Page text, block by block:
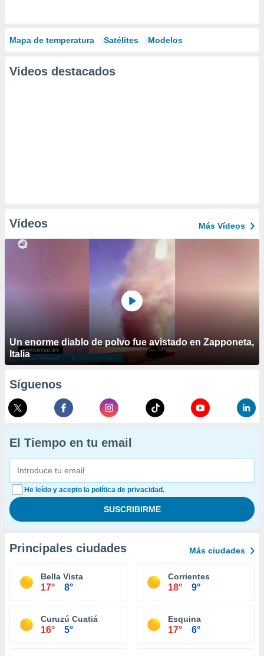
Mapa de temperatura Satélites Modelos
Videos destacados
Vídeos Más Vídeos
Un enorme diablo de polvo fue avistado en Zapponeta,
Italia
Síguenos
El Tiempo en tu email
He leído y acepto la política de privacidad.
Principales ciudades Más ciudades
Bella Vista
17° 8°
Corrientes
18° 9°
Curuzú Cuatiá
16° 5°
Esquina
17° 6°